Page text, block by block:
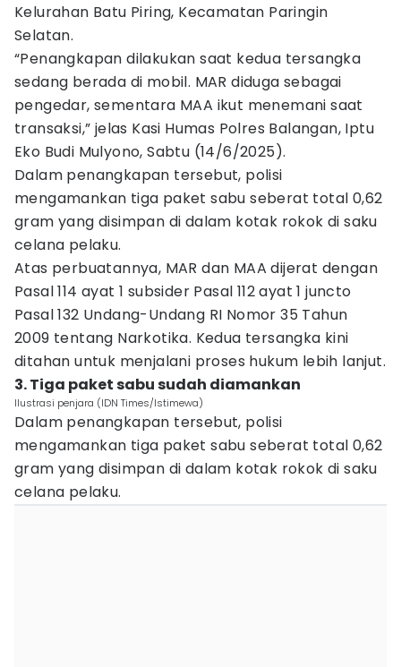
Kelurahan Batu Piring, Kecamatan Paringin
Selatan.
“Penangkapan dilakukan saat kedua tersangka
sedang berada di mobil. MAR diduga sebagai
pengedar, sementara MAA ikut menemani saat
transaksi,” jelas Kasi Humas Polres Balangan, Iptu
Eko Budi Mulyono, Sabtu (14/6/2025).
Dalam penangkapan tersebut, polisi
mengamankan tiga paket sabu seberat total 0,62
gram yang disimpan di dalam kotak rokok di saku
celana pelaku.
Atas perbuatannya, MAR dan MAA dijerat dengan
Pasal 114 ayat 1 subsider Pasal 112 ayat 1 juncto
Pasal 132 Undang-Undang RI Nomor 35 Tahun
2009 tentang Narkotika. Kedua tersangka kini
ditahan untuk menjalani proses hukum lebih lanjut.
3. Tiga paket sabu sudah diamankan
Ilustrasi penjara (IDN Times/Istimewa)
Dalam penangkapan tersebut, polisi
mengamankan tiga paket sabu seberat total 0,62
gram yang disimpan di dalam kotak rokok di saku
celana pelaku.